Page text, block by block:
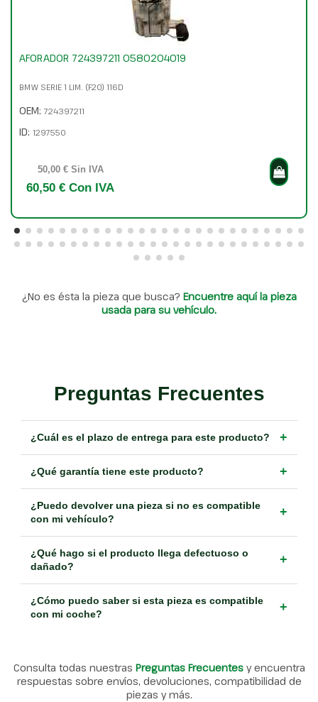
AFORADOR 724397211 0580204019
BMW SERIE 1 LIM. (F20) 116D
OEM: 724397211
ID: 1297550
50,00 € Sin IVA
60,50 € Con IVA
¿No es ésta la pieza que busca? Encuentre aquí la pieza
usada para su vehículo.
Preguntas Frecuentes
¿Cuál es el plazo de entrega para este producto? +
¿Qué garantía tiene este producto? +
¿Puedo devolver una pieza si no es compatible
con mi vehículo?
+
¿Qué hago si el producto llega defectuoso o
dañado?
+
¿Cómo puedo saber si esta pieza es compatible
con mi coche?
+
Consulta todas nuestras Preguntas Frecuentes y encuentra
respuestas sobre envíos, devoluciones, compatibilidad de
piezas y más.